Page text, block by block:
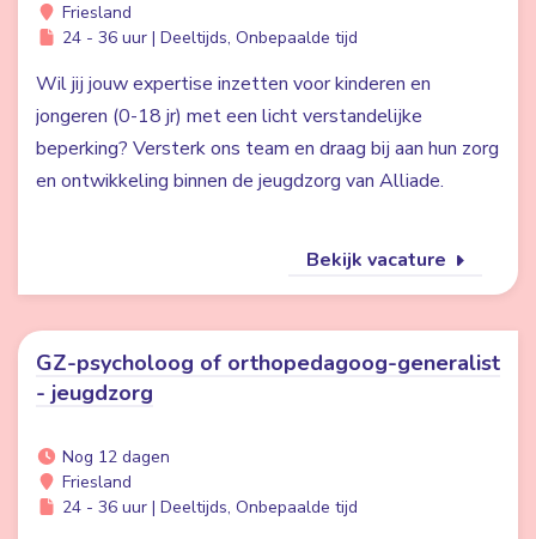
Friesland
24 - 36 uur | Deeltijds, Onbepaalde tijd
Wil jij jouw expertise inzetten voor kinderen en
jongeren (0-18 jr) met een licht verstandelijke
beperking? Versterk ons team en draag bij aan hun zorg
en ontwikkeling binnen de jeugdzorg van Alliade.
Bekijk vacature
GZ-psycholoog of orthopedagoog-generalist
- jeugdzorg
Nog 12 dagen
Friesland
24 - 36 uur | Deeltijds, Onbepaalde tijd